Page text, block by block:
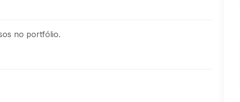
no portfólio.